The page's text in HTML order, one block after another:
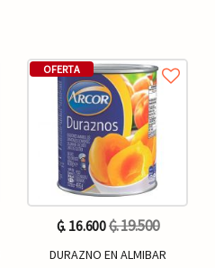
OFERTA
₲. 16.600₲. 19.500
DURAZNO EN ALMIBAR